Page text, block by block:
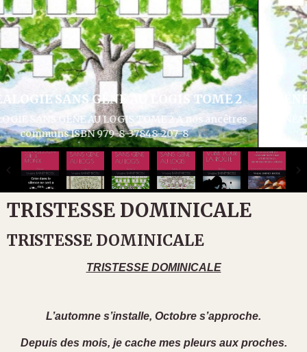
GÉNÉALOGIE SANS GÊNE AU LOGIS TOME 3
GÉNÉALOGIE SANS GÊNE AU LOGIS TOME 3 Articles divers
généalogie et histoire ISBN 979-8-37932-286-1
TRISTESSE DOMINICALE
TRISTESSE DOMINICALE
TRISTESSE DOMINICALE
L’automne s’installe, Octobre s’approche.
Depuis des mois, je cache mes pleurs aux proches.